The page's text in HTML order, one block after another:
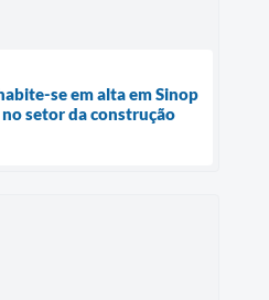
se em alta em Sinop
setor da construção